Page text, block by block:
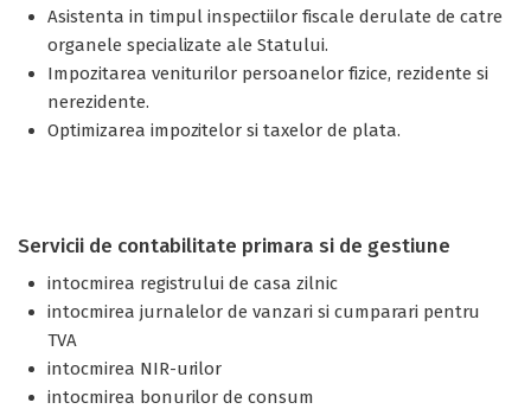
Asistenta in timpul inspectiilor fiscale derulate de catre
organele specializate ale Statului.
Impozitarea veniturilor persoanelor fizice, rezidente si
nerezidente.
Optimizarea impozitelor si taxelor de plata.
Servicii de contabilitate primara si de gestiune
intocmirea registrului de casa zilnic
intocmirea jurnalelor de vanzari si cumparari pentru
TVA
intocmirea NIR-urilor
intocmirea bonurilor de consum